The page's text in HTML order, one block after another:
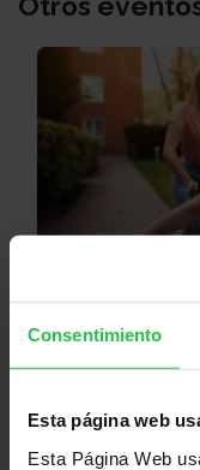
Consentimiento
Esta página web
Esta Página Web
d'Oncologia